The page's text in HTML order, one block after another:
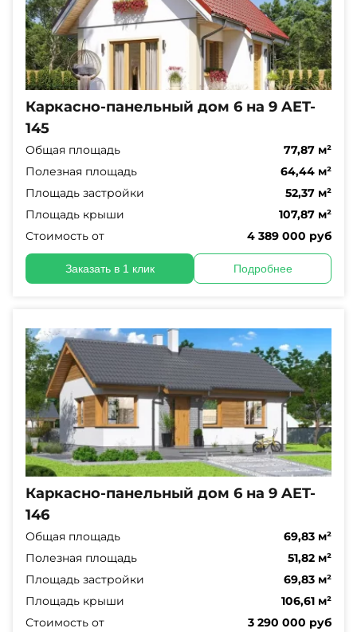
Каркасно-панельный дом 6 на 9 AET-
145
Общая площадь
77,87 м²
Полезная площадь
64,44 м²
Площадь застройки
52,37 м²
Площадь крыши
107,87 м²
Стоимость от
4 389 000 руб
Заказать в 1 клик Подробнее
Каркасно-панельный дом 6 на 9 AET-
146
Общая площадь
69,83 м²
Полезная площадь
51,82 м²
Площадь застройки
69,83 м²
Площадь крыши
106,61 м²
Стоимость от
3 290 000 руб